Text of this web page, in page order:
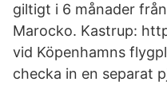
giltigt i 6 månader
Marocko. Kastrup:
vid Köpenhamns
checka in en separat